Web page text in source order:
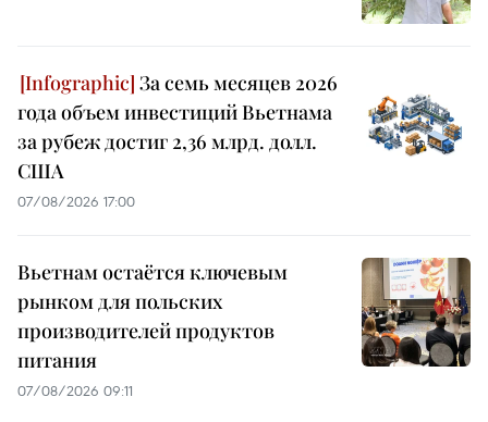
За семь месяцев 2026
года объем инвестиций Вьетнама
за рубеж достиг 2,36 млрд. долл.
США
07/08/2026 17:00
Вьетнам остаётся ключевым
рынком для польских
производителей продуктов
питания
07/08/2026 09:11